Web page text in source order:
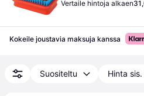
Vertaile hintoja alkaen
Kokeile joustavia maksuja kanssa
Suositeltu Hinta